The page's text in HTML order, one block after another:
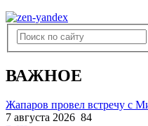
ВАЖНОЕ
Жапаров провел встречу с
7 августа 2026 84